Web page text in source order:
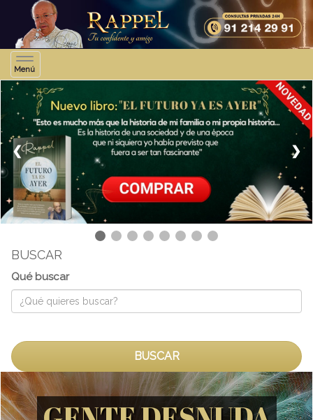
Toggle
navigation
Menú
❮ ❯
BUSCAR
Qué buscar
BUSCAR